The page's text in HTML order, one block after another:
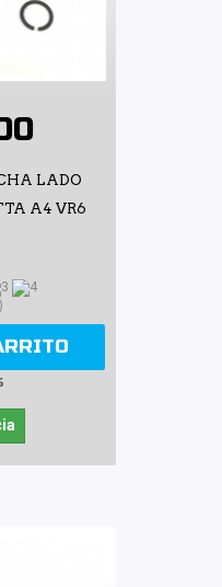
LADO
A4 VR6